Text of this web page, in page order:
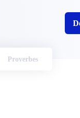
Proverbes